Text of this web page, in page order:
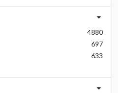
4880
697
633